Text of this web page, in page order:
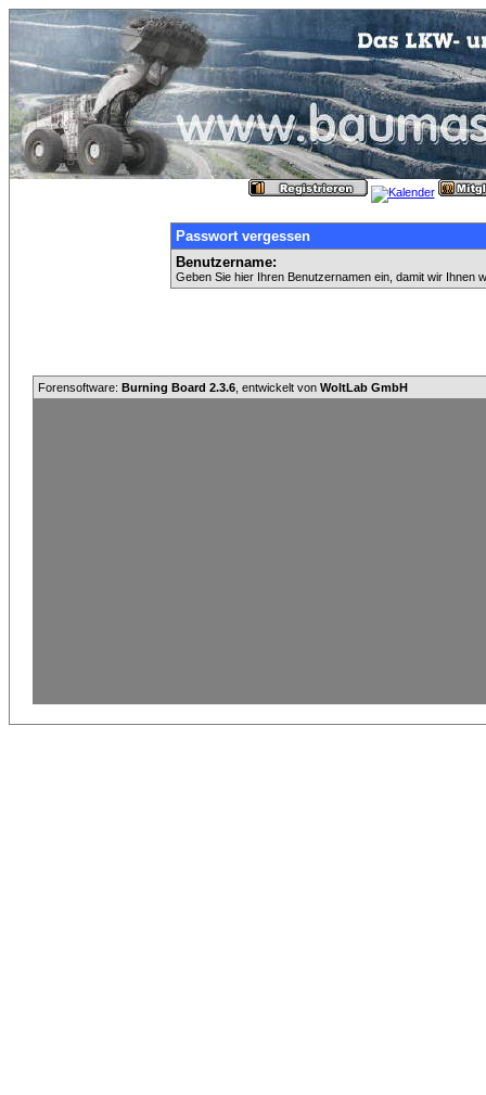
Passwort vergessen
Benutzername:
Geben Sie hier Ihren Benutzernamen ein, damit wir Ihnen
Forensoftware: Burning Board 2.3.6 , entwickelt von WoltLab GmbH